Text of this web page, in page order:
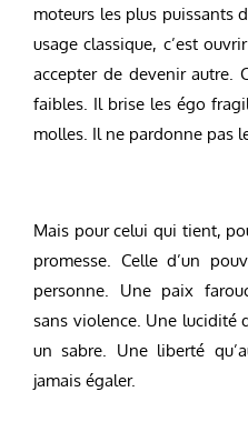
moteurs les plus puissants
usage classique, c’est
accepter de devenir autre.
faibles. Il brise les égo
molles. Il ne pardonne pas
Mais pour celui qui tient,
promesse. Celle d’un
personne. Une paix
sans violence. Une lucidité
un sabre. Une liberté
jamais égaler.